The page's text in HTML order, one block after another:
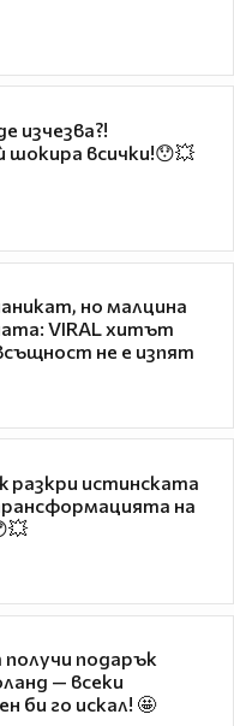
изчезва?!
всички!😯💥
но малцина
VIRAL хитът
не е изпят
разкри истинската
на
подарък
— всеки
би го искал! 🤩